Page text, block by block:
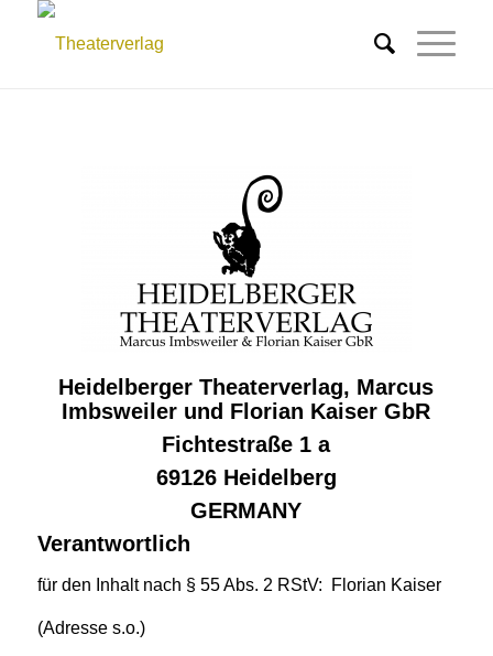
Heidelberger Theaterverlag, Marcus
Imbsweiler und Florian Kaiser GbR
Fichtestraße 1 a
69126 Heidelberg
GERMANY
Verantwortlich
für den Inhalt nach § 55 Abs. 2 RStV: Florian Kaiser
(Adresse s.o.)